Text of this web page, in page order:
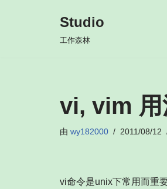
Studio
工作森林
vi, vim 用
由 wy182000 2011/08/12
vi命令是unix下常用而重